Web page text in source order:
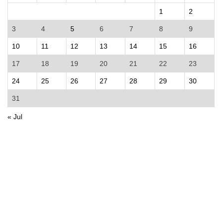
1 2
3 4 5 6 7 8 9
10 11 12 13 14 15 16
17 18 19 20 21 22 23
24 25 26 27 28 29 30
31
« Jul